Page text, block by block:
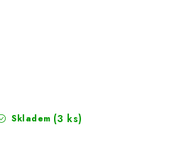
Skladem (3 ks)